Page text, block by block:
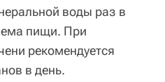
воды раз в
пищи. При
рекомендуется
в день.